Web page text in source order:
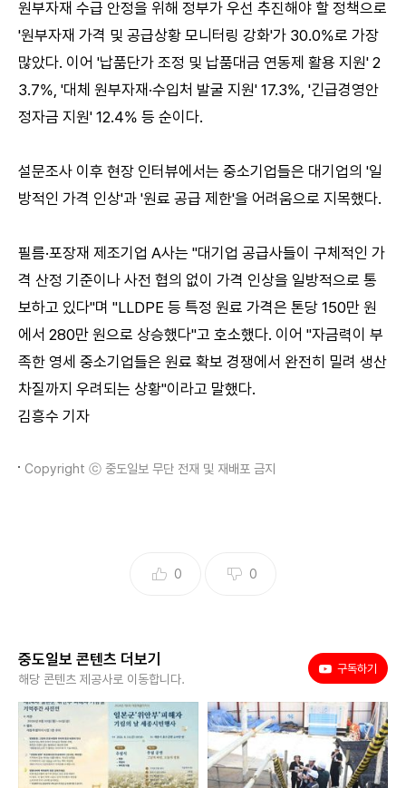
원부자재 수급 안정을 위해 정부가 우선 추진해야 할 정책으로
'원부자재 가격 및 공급상황 모니터링 강화'가 30.0%로 가장
많았다. 이어 '납품단가 조정 및 납품대금 연동제 활용 지원' 2
3.7%, '대체 원부자재·수입처 발굴 지원' 17.3%, '긴급경영안
정자금 지원' 12.4% 등 순이다.
설문조사 이후 현장 인터뷰에서는 중소기업들은 대기업의 '일
방적인 가격 인상'과 '원료 공급 제한'을 어려움으로 지목했다.
필름·포장재 제조기업 A사는 "대기업 공급사들이 구체적인 가
격 산정 기준이나 사전 협의 없이 가격 인상을 일방적으로 통
보하고 있다"며 "LLDPE 등 특정 원료 가격은 톤당 150만 원
에서 280만 원으로 상승했다"고 호소했다. 이어 "자금력이 부
족한 영세 중소기업들은 원료 확보 경쟁에서 완전히 밀려 생산
차질까지 우려되는 상황"이라고 말했다.
김흥수 기자
Copyright ⓒ 중도일보 무단 전재 및 재배포 금지
0 0
중도일보 콘텐츠 더보기
해당 콘텐츠 제공사로 이동합니다.
구독하기